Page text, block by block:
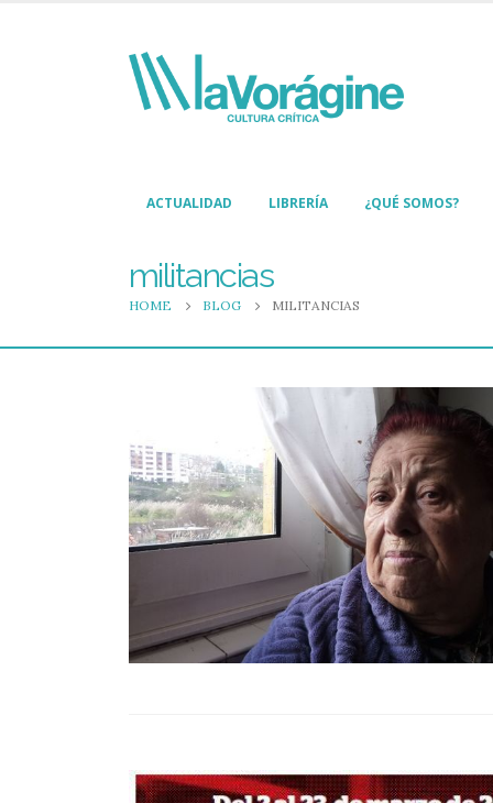
ACTUALIDAD LIBRERÍA ¿QUÉ SOMOS?
militancias
HOME BLOG MILITANCIAS